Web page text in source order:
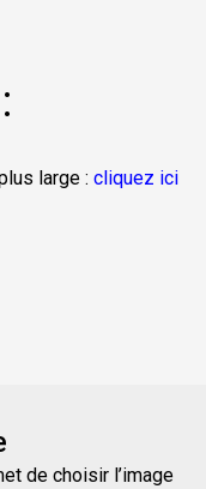
large : cliquez ici
de choisir l’image